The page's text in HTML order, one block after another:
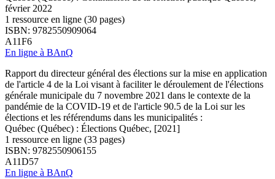
février 2022
1 ressource en ligne (30 pages)
ISBN: 9782550909064
A11F6
En ligne à BAnQ
Rapport du directeur général des élections sur la mise en application
de l'article 4 de la Loi visant à faciliter le déroulement de l'élections
générale municipale du 7 novembre 2021 dans le contexte de la
pandémie de la COVID-19 et de l'article 90.5 de la Loi sur les
élections et les référendums dans les municipalités :
Québec (Québec) : Élections Québec, [2021]
1 ressource en ligne (33 pages)
ISBN: 9782550906155
A11D57
En ligne à BAnQ